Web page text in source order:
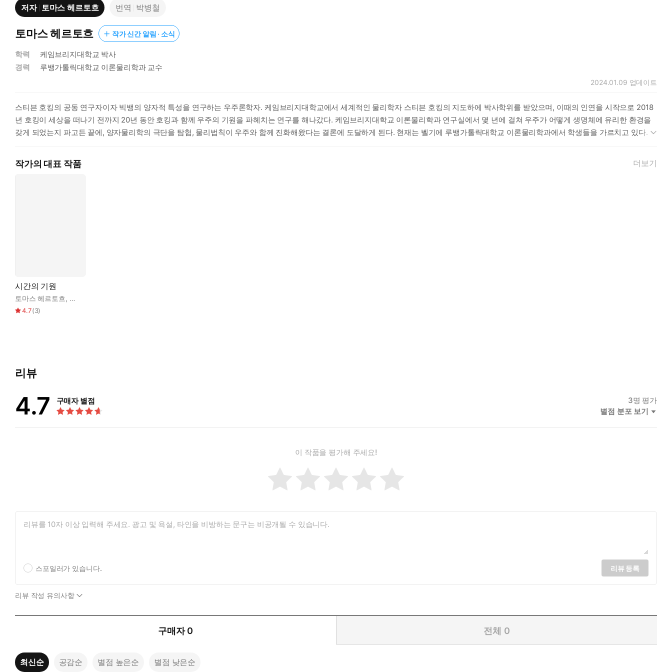
저자 토마스 헤르토흐 번역 박병철
토마스 헤르토흐 작가 신간 알림 · 소식
학력
케임브리지대학교 박사
경력
루뱅가톨릭대학교 이론물리학과 교수
2024.01.09 업데이트
스티븐 호킹의 공동 연구자이자 빅뱅의 양자적 특성을 연구하는 우주론학자. 케임브리지대학교에서 세계적인 물리학자 스티븐 호킹의 지도하에 박사학위를 받았으며, 이때의 인연을 시작으로 2018
년 호킹이 세상을 떠나기 전까지 20년 동안 호킹과 함께 우주의 기원을 파헤치는 연구를 해나갔다. 케임브리지대학교 이론물리학과 연구실에서 몇 년에 걸쳐 우주가 어떻게 생명체에 유리한 환경을
갖게 되었는지 파고든 끝에, 양자물리학의 극단을 탐험, 물리법칙이 우주와 함께 진화해왔다는 결론에 도달하게 된다. 현재는 벨기에 루뱅가톨릭대학교 이론물리학과에서 학생들을 가르치고 있다.
작가의 대표 작품 더보기
시간의 기원
토마스 헤르토흐, 박병철
4.7(3)
리뷰
4.7 구매자 별점 3명 평가
별점 분포 보기
이 작품을 평가해 주세요!
스포일러가 있습니다. 리뷰 등록
리뷰 작성 유의사항
구매자 0 전체 0
최신순 공감순 별점 높은순 별점 낮은순